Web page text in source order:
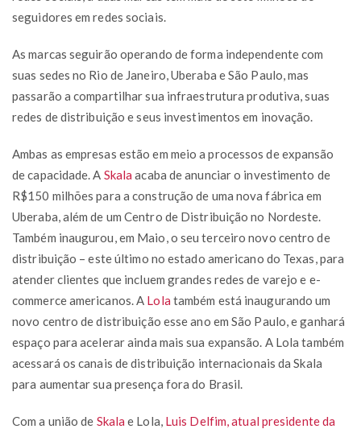
seguidores em redes sociais.
As marcas seguirão operando de forma independente com
suas sedes no Rio de Janeiro, Uberaba e São Paulo, mas
passarão a compartilhar sua infraestrutura produtiva, suas
redes de distribuição e seus investimentos em inovação.
Ambas as empresas estão em meio a processos de expansão
de capacidade. A Skala acaba de anunciar o investimento de
R$150 milhões para a construção de uma nova fábrica em
Uberaba, além de um Centro de Distribuição no Nordeste.
Também inaugurou, em Maio, o seu terceiro novo centro de
distribuição – este último no estado americano do Texas, para
atender clientes que incluem grandes redes de varejo e e-
commerce americanos. A Lola também está inaugurando um
novo centro de distribuição esse ano em São Paulo, e ganhará
espaço para acelerar ainda mais sua expansão. A Lola também
acessará os canais de distribuição internacionais da Skala
para aumentar sua presença fora do Brasil.
Com a união de Skala e Lola, Luis Delfim, atual presidente da